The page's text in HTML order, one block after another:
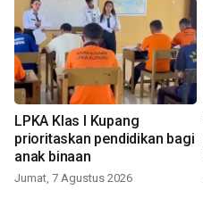
LPKA Klas I Kupang
prioritaskan pendidikan bagi
anak binaan
Jumat, 7 Agustus 2026